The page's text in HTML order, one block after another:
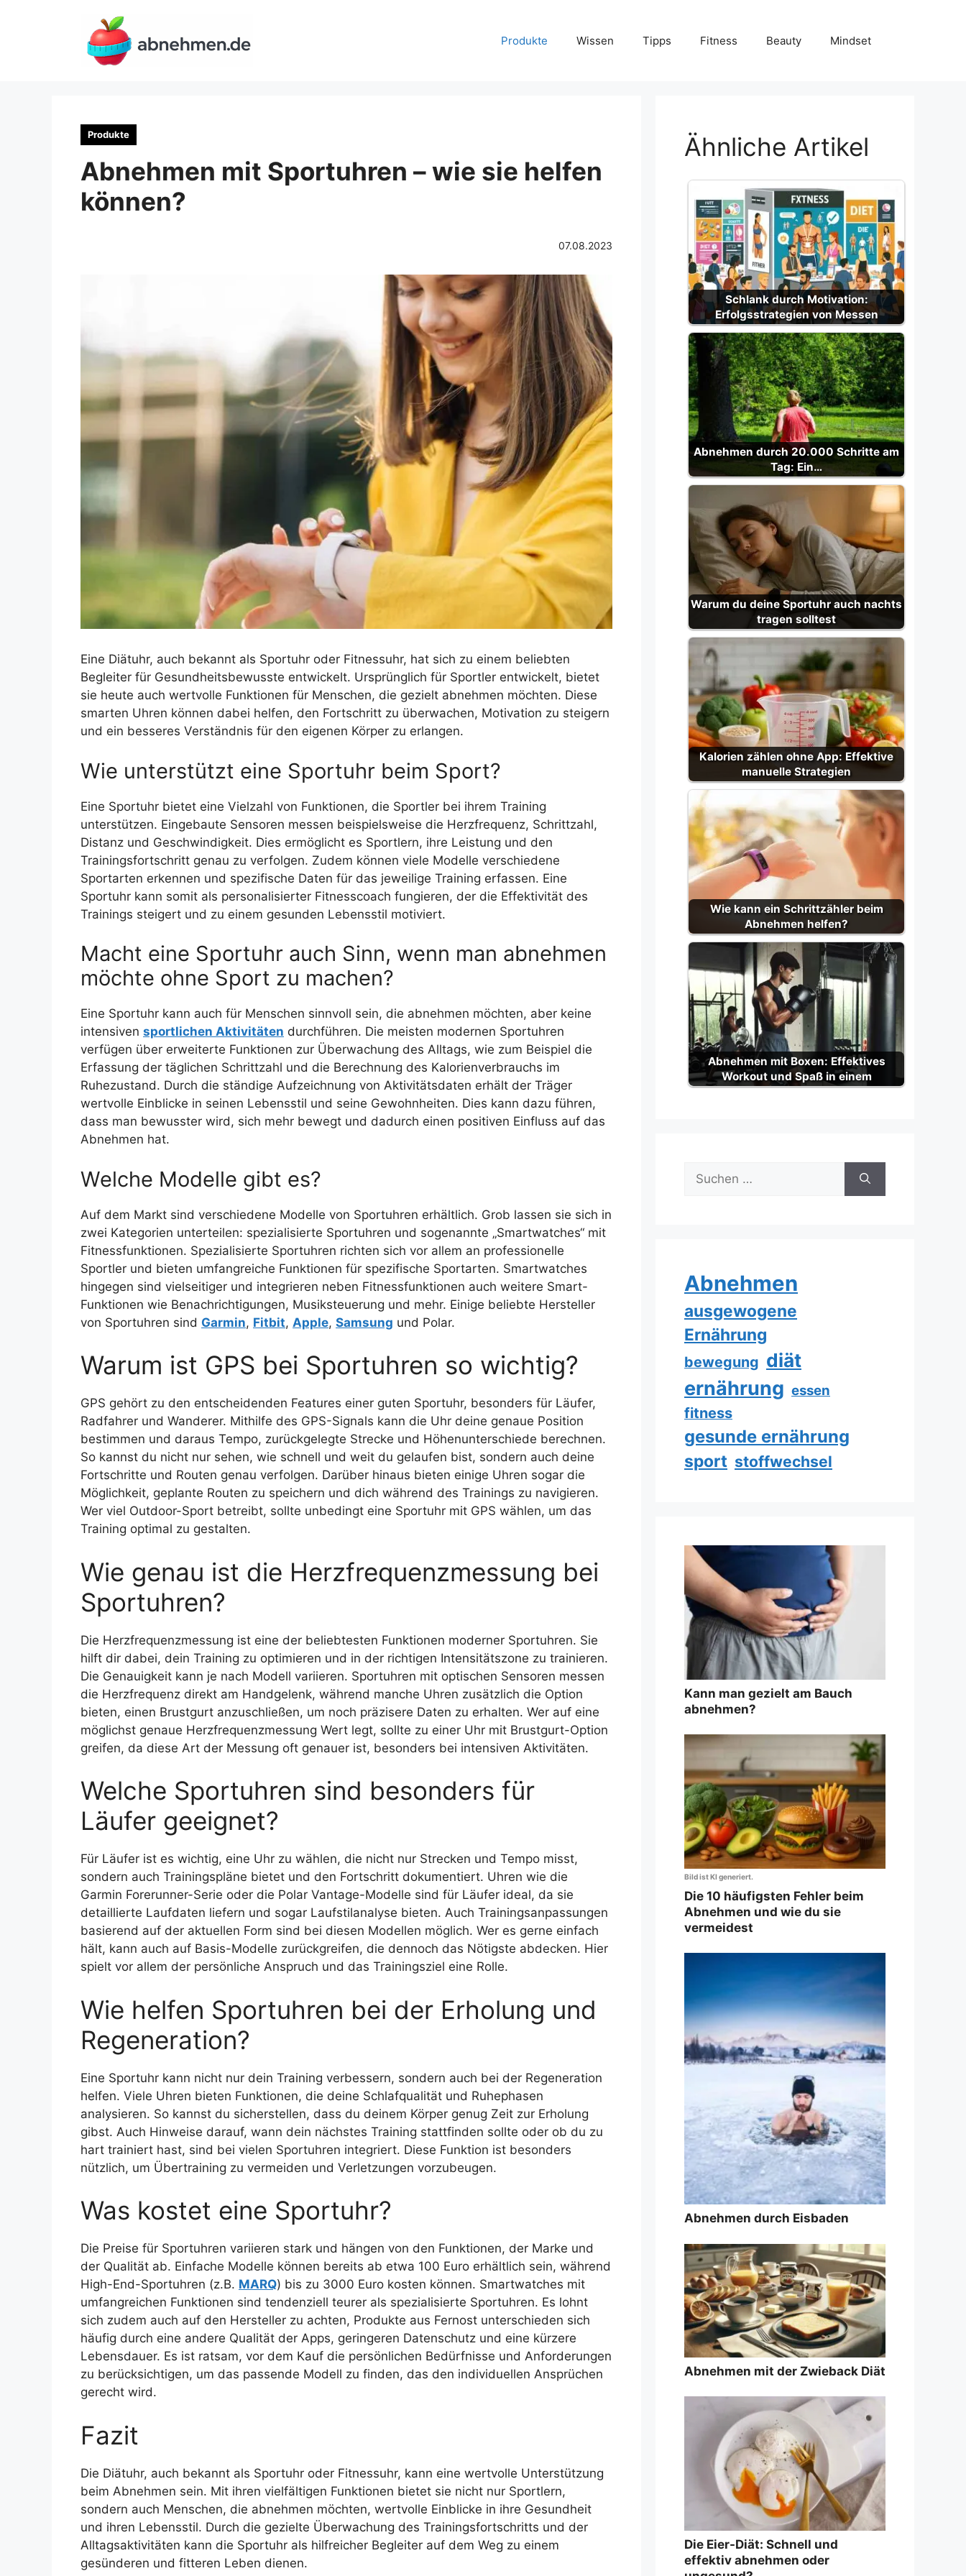
Produkte Wissen Tipps Fitness Beauty Mindset
Produkte
Abnehmen mit Sportuhren – wie sie helfen
können?
07.08.2023
Eine Diätuhr, auch bekannt als Sportuhr oder Fitnessuhr, hat sich zu einem beliebten
Begleiter für Gesundheitsbewusste entwickelt. Ursprünglich für Sportler entwickelt, bietet
sie heute auch wertvolle Funktionen für Menschen, die gezielt abnehmen möchten. Diese
smarten Uhren können dabei helfen, den Fortschritt zu überwachen, Motivation zu steigern
und ein besseres Verständnis für den eigenen Körper zu erlangen.
Wie unterstützt eine Sportuhr beim Sport?
Eine Sportuhr bietet eine Vielzahl von Funktionen, die Sportler bei ihrem Training
unterstützen. Eingebaute Sensoren messen beispielsweise die Herzfrequenz, Schrittzahl,
Distanz und Geschwindigkeit. Dies ermöglicht es Sportlern, ihre Leistung und den
Trainingsfortschritt genau zu verfolgen. Zudem können viele Modelle verschiedene
Sportarten erkennen und spezifische Daten für das jeweilige Training erfassen. Eine
Sportuhr kann somit als personalisierter Fitnesscoach fungieren, der die Effektivität des
Trainings steigert und zu einem gesunden Lebensstil motiviert.
Macht eine Sportuhr auch Sinn, wenn man abnehmen
möchte ohne Sport zu machen?
Eine Sportuhr kann auch für Menschen sinnvoll sein, die abnehmen möchten, aber keine
intensiven sportlichen Aktivitäten durchführen. Die meisten modernen Sportuhren
verfügen über erweiterte Funktionen zur Überwachung des Alltags, wie zum Beispiel die
Erfassung der täglichen Schrittzahl und die Berechnung des Kalorienverbrauchs im
Ruhezustand. Durch die ständige Aufzeichnung von Aktivitätsdaten erhält der Träger
wertvolle Einblicke in seinen Lebensstil und seine Gewohnheiten. Dies kann dazu führen,
dass man bewusster wird, sich mehr bewegt und dadurch einen positiven Einfluss auf das
Abnehmen hat.
Welche Modelle gibt es?
Auf dem Markt sind verschiedene Modelle von Sportuhren erhältlich. Grob lassen sie sich in
zwei Kategorien unterteilen: spezialisierte Sportuhren und sogenannte „Smartwatches“ mit
Fitnessfunktionen. Spezialisierte Sportuhren richten sich vor allem an professionelle
Sportler und bieten umfangreiche Funktionen für spezifische Sportarten. Smartwatches
hingegen sind vielseitiger und integrieren neben Fitnessfunktionen auch weitere Smart-
Funktionen wie Benachrichtigungen, Musiksteuerung und mehr. Einige beliebte Hersteller
von Sportuhren sind Garmin, Fitbit, Apple, Samsung und Polar.
Warum ist GPS bei Sportuhren so wichtig?
GPS gehört zu den entscheidenden Features einer guten Sportuhr, besonders für Läufer,
Radfahrer und Wanderer. Mithilfe des GPS-Signals kann die Uhr deine genaue Position
bestimmen und daraus Tempo, zurückgelegte Strecke und Höhenunterschiede berechnen.
So kannst du nicht nur sehen, wie schnell und weit du gelaufen bist, sondern auch deine
Fortschritte und Routen genau verfolgen. Darüber hinaus bieten einige Uhren sogar die
Möglichkeit, geplante Routen zu speichern und dich während des Trainings zu navigieren.
Wer viel Outdoor-Sport betreibt, sollte unbedingt eine Sportuhr mit GPS wählen, um das
Training optimal zu gestalten.
Wie genau ist die Herzfrequenzmessung bei
Sportuhren?
Die Herzfrequenzmessung ist eine der beliebtesten Funktionen moderner Sportuhren. Sie
hilft dir dabei, dein Training zu optimieren und in der richtigen Intensitätszone zu trainieren.
Die Genauigkeit kann je nach Modell variieren. Sportuhren mit optischen Sensoren messen
die Herzfrequenz direkt am Handgelenk, während manche Uhren zusätzlich die Option
bieten, einen Brustgurt anzuschließen, um noch präzisere Daten zu erhalten. Wer auf eine
möglichst genaue Herzfrequenzmessung Wert legt, sollte zu einer Uhr mit Brustgurt-Option
greifen, da diese Art der Messung oft genauer ist, besonders bei intensiven Aktivitäten.
Welche Sportuhren sind besonders für
Läufer geeignet?
Für Läufer ist es wichtig, eine Uhr zu wählen, die nicht nur Strecken und Tempo misst,
sondern auch Trainingspläne bietet und den Fortschritt dokumentiert. Uhren wie die
Garmin Forerunner-Serie oder die Polar Vantage-Modelle sind für Läufer ideal, da sie
detaillierte Laufdaten liefern und sogar Laufstilanalyse bieten. Auch Trainingsanpassungen
basierend auf der aktuellen Form sind bei diesen Modellen möglich. Wer es gerne einfach
hält, kann auch auf Basis-Modelle zurückgreifen, die dennoch das Nötigste abdecken. Hier
spielt vor allem der persönliche Anspruch und das Trainingsziel eine Rolle.
Wie helfen Sportuhren bei der Erholung und
Regeneration?
Eine Sportuhr kann nicht nur dein Training verbessern, sondern auch bei der Regeneration
helfen. Viele Uhren bieten Funktionen, die deine Schlafqualität und Ruhephasen
analysieren. So kannst du sicherstellen, dass du deinem Körper genug Zeit zur Erholung
gibst. Auch Hinweise darauf, wann dein nächstes Training stattfinden sollte oder ob du zu
hart trainiert hast, sind bei vielen Sportuhren integriert. Diese Funktion ist besonders
nützlich, um Übertraining zu vermeiden und Verletzungen vorzubeugen.
Was kostet eine Sportuhr?
Die Preise für Sportuhren variieren stark und hängen von den Funktionen, der Marke und
der Qualität ab. Einfache Modelle können bereits ab etwa 100 Euro erhältlich sein, während
High-End-Sportuhren (z.B. MARQ) bis zu 3000 Euro kosten können. Smartwatches mit
umfangreichen Funktionen sind tendenziell teurer als spezialisierte Sportuhren. Es lohnt
sich zudem auch auf den Hersteller zu achten, Produkte aus Fernost unterschieden sich
häufig durch eine andere Qualität der Apps, geringeren Datenschutz und eine kürzere
Lebensdauer. Es ist ratsam, vor dem Kauf die persönlichen Bedürfnisse und Anforderungen
zu berücksichtigen, um das passende Modell zu finden, das den individuellen Ansprüchen
gerecht wird.
Fazit
Die Diätuhr, auch bekannt als Sportuhr oder Fitnessuhr, kann eine wertvolle Unterstützung
beim Abnehmen sein. Mit ihren vielfältigen Funktionen bietet sie nicht nur Sportlern,
sondern auch Menschen, die abnehmen möchten, wertvolle Einblicke in ihre Gesundheit
und ihren Lebensstil. Durch die gezielte Überwachung des Trainingsfortschritts und der
Alltagsaktivitäten kann die Sportuhr als hilfreicher Begleiter auf dem Weg zu einem
gesünderen und fitteren Leben dienen.
Ähnliche Artikel
Schlank durch Motivation:
Erfolgsstrategien von Messen
Abnehmen durch 20.000 Schritte am
Tag: Ein…
Warum du deine Sportuhr auch nachts
tragen solltest
Kalorien zählen ohne App: Effektive
manuelle Strategien
Wie kann ein Schrittzähler beim
Abnehmen helfen?
Abnehmen mit Boxen: Effektives
Workout und Spaß in einem
Suche
nach:
Abnehmen
ausgewogene
Ernährung
bewegung diät
ernährung essen
fitness
gesunde ernährung
sport stoffwechsel
Kann man gezielt am Bauch
abnehmen?
Bild ist KI generiert.
Die 10 häufigsten Fehler beim
Abnehmen und wie du sie
vermeidest
Abnehmen durch Eisbaden
Abnehmen mit der Zwieback Diät
Die Eier-Diät: Schnell und
effektiv abnehmen oder